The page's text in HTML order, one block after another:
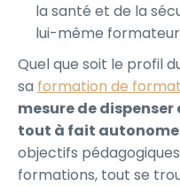
la santé et de la
lui-même formateur
Quel que soit le profil
sa formation de
mesure de
tout à fait autonome
objectifs
formations, tout se